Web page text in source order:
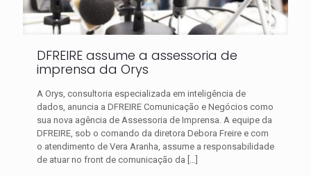
DFREIRE assume a assessoria de
imprensa da Orys
A Orys, consultoria especializada em inteligência de
dados, anuncia a DFREIRE Comunicação e Negócios como
sua nova agência de Assessoria de Imprensa. A equipe da
DFREIRE, sob o comando da diretora Debora Freire e com
o atendimento de Vera Aranha, assume a responsabilidade
de atuar no front de comunicação da […]